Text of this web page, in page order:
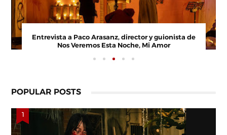
Entrevista a Paco Arasanz, director y guionista de
Nos Veremos Esta Noche, Mi Amor
POPULAR POSTS